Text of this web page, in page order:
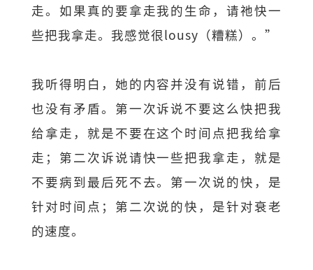
走。如果真的要拿走我的生命，请祂快一
些把我拿走。我感觉很lousy（糟糕）。”
我听得明白，她的内容并没有说错，前后
也没有矛盾。第一次诉说不要这么快把我
给拿走，就是不要在这个时间点把我给拿
走；第二次诉说请快一些把我拿走，就是
不要病到最后死不去。第一次说的快，是
针对时间点；第二次说的快，是针对衰老
的速度。